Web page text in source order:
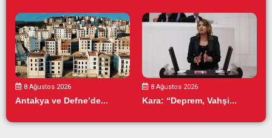
8 Ağustos 2026
Antakya ve Defne’de...
8 Ağustos 2026
Kara: “Deprem, Vahşi...